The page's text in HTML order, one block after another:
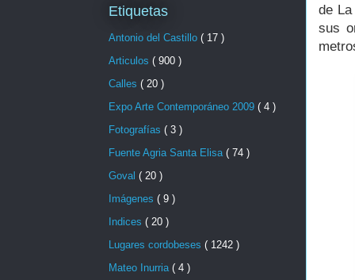
de
sus
Etiquetas
Antonio del Castillo ( 17 )
Articulos ( 900 )
Calles ( 20 )
Expo Arte Contemporáneo 2009 ( 4 )
Fotografías ( 3 )
Fuente Agria Santa Elisa ( 74 )
Goval ( 20 )
Imágenes ( 9 )
Indices ( 20 )
Lugares cordobeses ( 1242 )
Mateo Inurria ( 4 )